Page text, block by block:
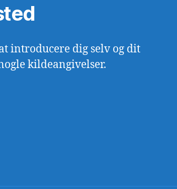
introducere dig selv og dit
kildeangivelser.